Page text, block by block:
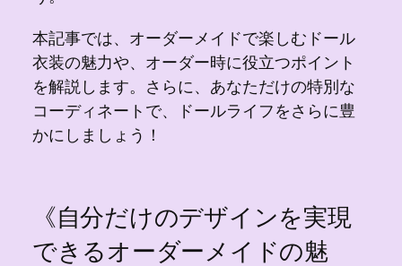
本記事では、オーダーメイドで楽しむドール
衣装の魅力や、オーダー時に役立つポイント
を解説します。さらに、あなただけの特別な
コーディネートで、ドールライフをさらに豊
かにしましょう！
《自分だけのデザインを実現
できるオーダーメイドの魅